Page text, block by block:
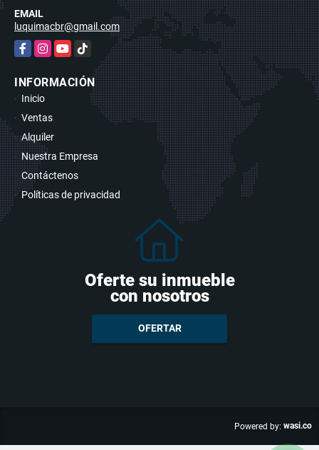
EMAIL
luquimacbr@gmail.com
FacebookInstagram
YouTubeTikTok
INFORMACIÓN
Inicio
Ventas
Alquiler
Nuestra Empresa
Contáctenos
Políticas de privacidad
Oferte su inmueble
con nosotros
OFERTAR
Powered by: wasi.co